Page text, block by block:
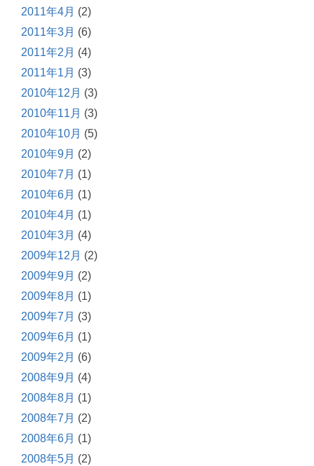
2011年4月 (2)
2011年3月 (6)
2011年2月 (4)
2011年1月 (3)
2010年12月 (3)
2010年11月 (3)
2010年10月 (5)
2010年9月 (2)
2010年7月 (1)
2010年6月 (1)
2010年4月 (1)
2010年3月 (4)
2009年12月 (2)
2009年9月 (2)
2009年8月 (1)
2009年7月 (3)
2009年6月 (1)
2009年2月 (6)
2008年9月 (4)
2008年8月 (1)
2008年7月 (2)
2008年6月 (1)
2008年5月 (2)